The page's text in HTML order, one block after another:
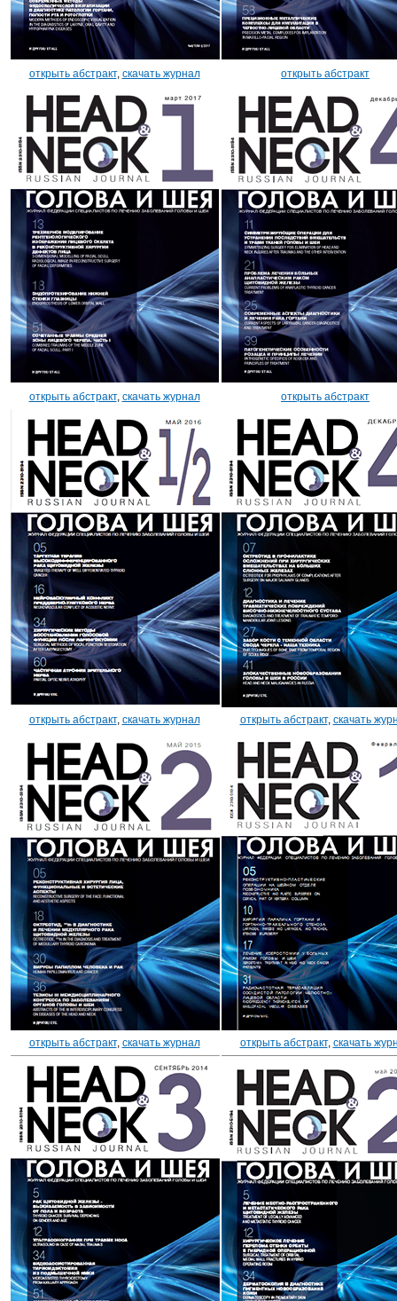
открыть абстракт, скачать журнал открыть абстракт
открыть абстракт, скачать журнал открыть абстракт
открыть абстракт, скачать журнал открыть абстракт, скачать
открыть абстракт, скачать журнал открыть абстракт, скачать